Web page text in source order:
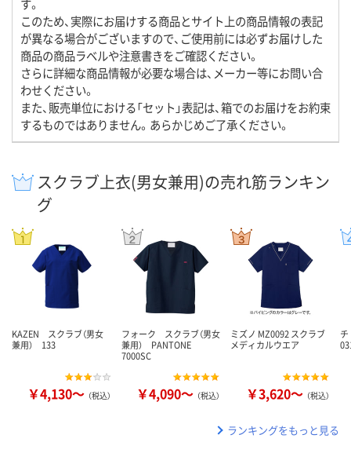
す。
このため、実際にお届けする商品とサイト上の商品情報の表記
が異なる場合がございますので、ご使用前には必ずお届けした
商品の商品ラベルや注意書きをご確認ください。
さらに詳細な商品情報が必要な場合は、メーカー等にお問い合
わせください。
また、販売単位における「セット」表記は、箱でのお届けをお約束
するものではありません。あらかじめご了承ください。
スクラブ上衣(男女兼用)の売れ筋ランキン
グ
KAZEN スクラブ（男女
兼用） 133
￥4,130～ （税込）
フォーク スクラブ（男女
兼用） PANTONE
7000SC
￥4,090～ （税込）
ミズノ MZ0092 スクラブ
メディカルウエア
￥3,620～ （税込）
ランキングをもっと見る